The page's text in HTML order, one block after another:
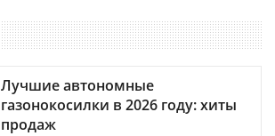
Лучшие автономные
газонокосилки в 2026 году: хиты
продаж